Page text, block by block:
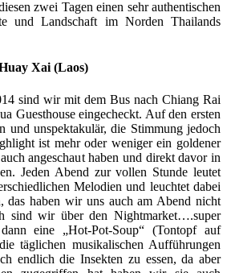
zwei Tagen einen sehr authentischen
und Landschaft im Norden Thailands
Xai (Laos)
sind wir mit dem Bus nach Chiang Rai
Guesthouse eingecheckt. Auf den ersten
und unspektakulär, die Stimmung jedoch
ist mehr oder weniger ein goldener
angeschaut haben und direkt davor in
Jeden Abend zur vollen Stunde leutet
Melodien und leuchtet dabei
das haben wir uns auch am Abend nicht
sind wir über den Nightmarket….super
eine „Hot-Pot-Soup“ (Tontopf auf
täglichen musikalischen Aufführungen
endlich die Insekten zu essen, da aber